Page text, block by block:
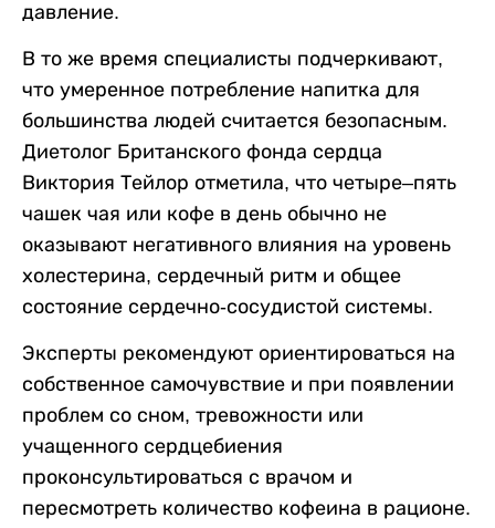
давление.
В то же время специалисты подчеркивают,
что умеренное потребление напитка для
большинства людей считается безопасным.
Диетолог Британского фонда сердца
Виктория Тейлор отметила, что четыре–пять
чашек чая или кофе в день обычно не
оказывают негативного влияния на уровень
холестерина, сердечный ритм и общее
состояние сердечно-сосудистой системы.
Эксперты рекомендуют ориентироваться на
собственное самочувствие и при появлении
проблем со сном, тревожности или
учащенного сердцебиения
проконсультироваться с врачом и
пересмотреть количество кофеина в рационе.